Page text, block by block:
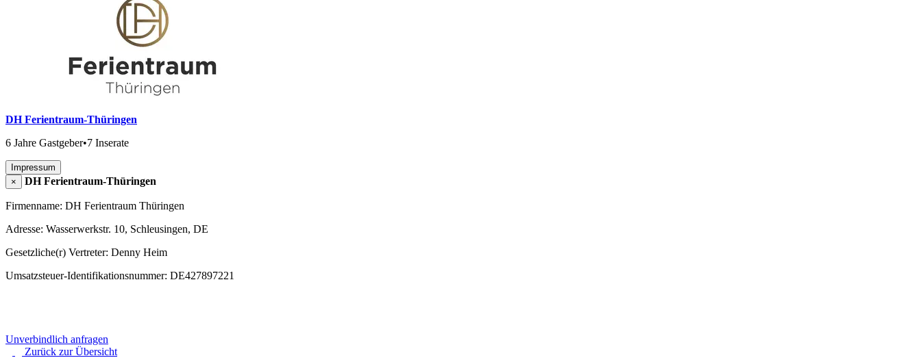
DH Ferientraum-Thüringen
6 Jahre Gastgeber•7 Inserate
Impressum
×
DH Ferientraum-Thüringen
Firmenname: DH Ferientraum Thüringen
Adresse: Wasserwerkstr. 10, Schleusingen, DE
Gesetzliche(r) Vertreter: Denny Heim
Umsatzsteuer-Identifikationsnummer: DE427897221
Unverbindlich anfragen
Zurück zurÜbersicht